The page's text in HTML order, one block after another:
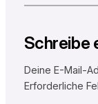
Schreibe
Deine E-Mail-
Erforderliche